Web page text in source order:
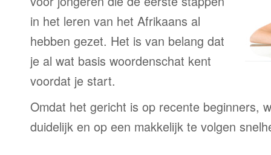
in het leren van het Afrikaans al
hebben gezet. Het is van belang dat
je al wat basis woordenschat kent
voordat je start.
Omdat het gericht is op recente beginners,
duidelijk en op een makkelijk te volgen